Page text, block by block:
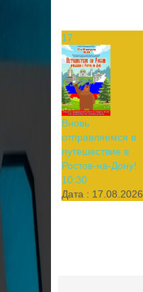
17
Вновь
отправляемся в
путешествие в
Ростов-на-Дону!
10:30
Дата : 17.08.2026